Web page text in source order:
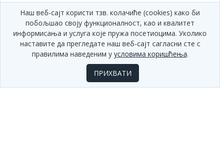
Наш веб-сајт користи тзв. колачиће (cookies) како би
побољшао своју функционалност, као и квалитет
информисања и услуга које пружа посетиоцима. Уколико
наставите да прегледате наш веб-сајт сагласни сте с
правилима наведеним у условима коришћења.
ПРИХВАТИ
коришћења и промета су дивље врсте флоре и гљива наведене у
Прилогу 1 и дивље врсте фауне наведене у Прилогу 2.
*Службени гласник РС, број 22/2007
спречавањем сакупљања тих врста из природних станишта у
количинама и на начин којим би се угрозио њихов опстанак у
будућности, структура и стабилност животних заједница.